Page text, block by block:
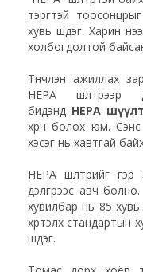
тэргүүтэй
хувь шүүдэг. Харин
холбогдолтой
Түүнчлэн ажиллах
HEPA
бидэнд HEPA
хүрч болох юм. Сэнс
хэсэг нь хавтгай
HEPA шүүлтүүрийг
дэлгүүрээс авч
хувилбар нь 85 хувь
хүртэлх стандартын
шүүдэг.